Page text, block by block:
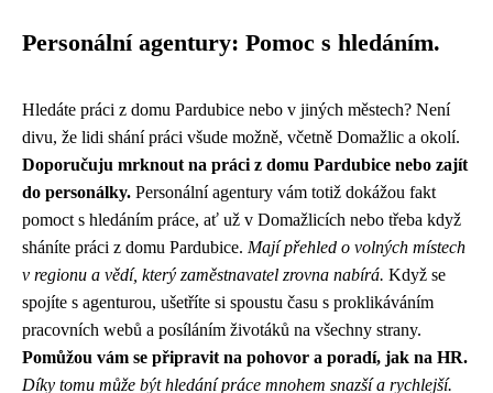
Personální agentury: Pomoc s hledáním.
Hledáte práci z domu Pardubice nebo v jiných městech? Není
divu, že lidi shání práci všude možně, včetně Domažlic a okolí.
Doporučuju mrknout na práci z domu Pardubice nebo zajít
do personálky. Personální agentury vám totiž dokážou fakt
pomoct s hledáním práce, ať už v Domažlicích nebo třeba když
sháníte práci z domu Pardubice. Mají přehled o volných místech
v regionu a vědí, který zaměstnavatel zrovna nabírá. Když se
spojíte s agenturou, ušetříte si spoustu času s proklikáváním
pracovních webů a posíláním životáků na všechny strany.
Pomůžou vám se připravit na pohovor a poradí, jak na HR.
Díky tomu může být hledání práce mnohem snazší a rychlejší.